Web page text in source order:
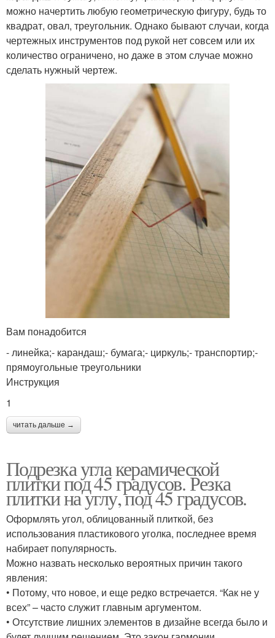
можно начертить любую геометрическую фигуру, будь то
квадрат, овал, треугольник. Однако бывают случаи, когда
чертежных инструментов под рукой нет совсем или их
количество ограничено, но даже в этом случае можно
сделать нужный чертеж.
Вам понадобится
- линейка;- карандаш;- бумага;- циркуль;- транспортир;-
прямоугольные треугольники
Инструкция
1
читать дальше →
Подрезка угла керамической
плитки под 45 градусов. Резка
плитки на углу, под 45 градусов.
Оформлять угол, облицованный плиткой, без
использования пластикового уголка, последнее время
набирает популярность.
Можно назвать несколько вероятных причин такого
явления:
• Потому, что новое, и еще редко встречается. “Как не у
всех” – часто служит главным аргументом.
• Отсутствие лишних элементов в дизайне всегда было и